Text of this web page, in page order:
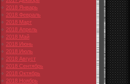
2018 Январь
2018 Февраль
2018 Март
2018 Апрель
2018 Май
2018 Июнь
2018 Июль
2018 Август
2018 Сентябрь
2018 Октябрь
2018 Ноябрь